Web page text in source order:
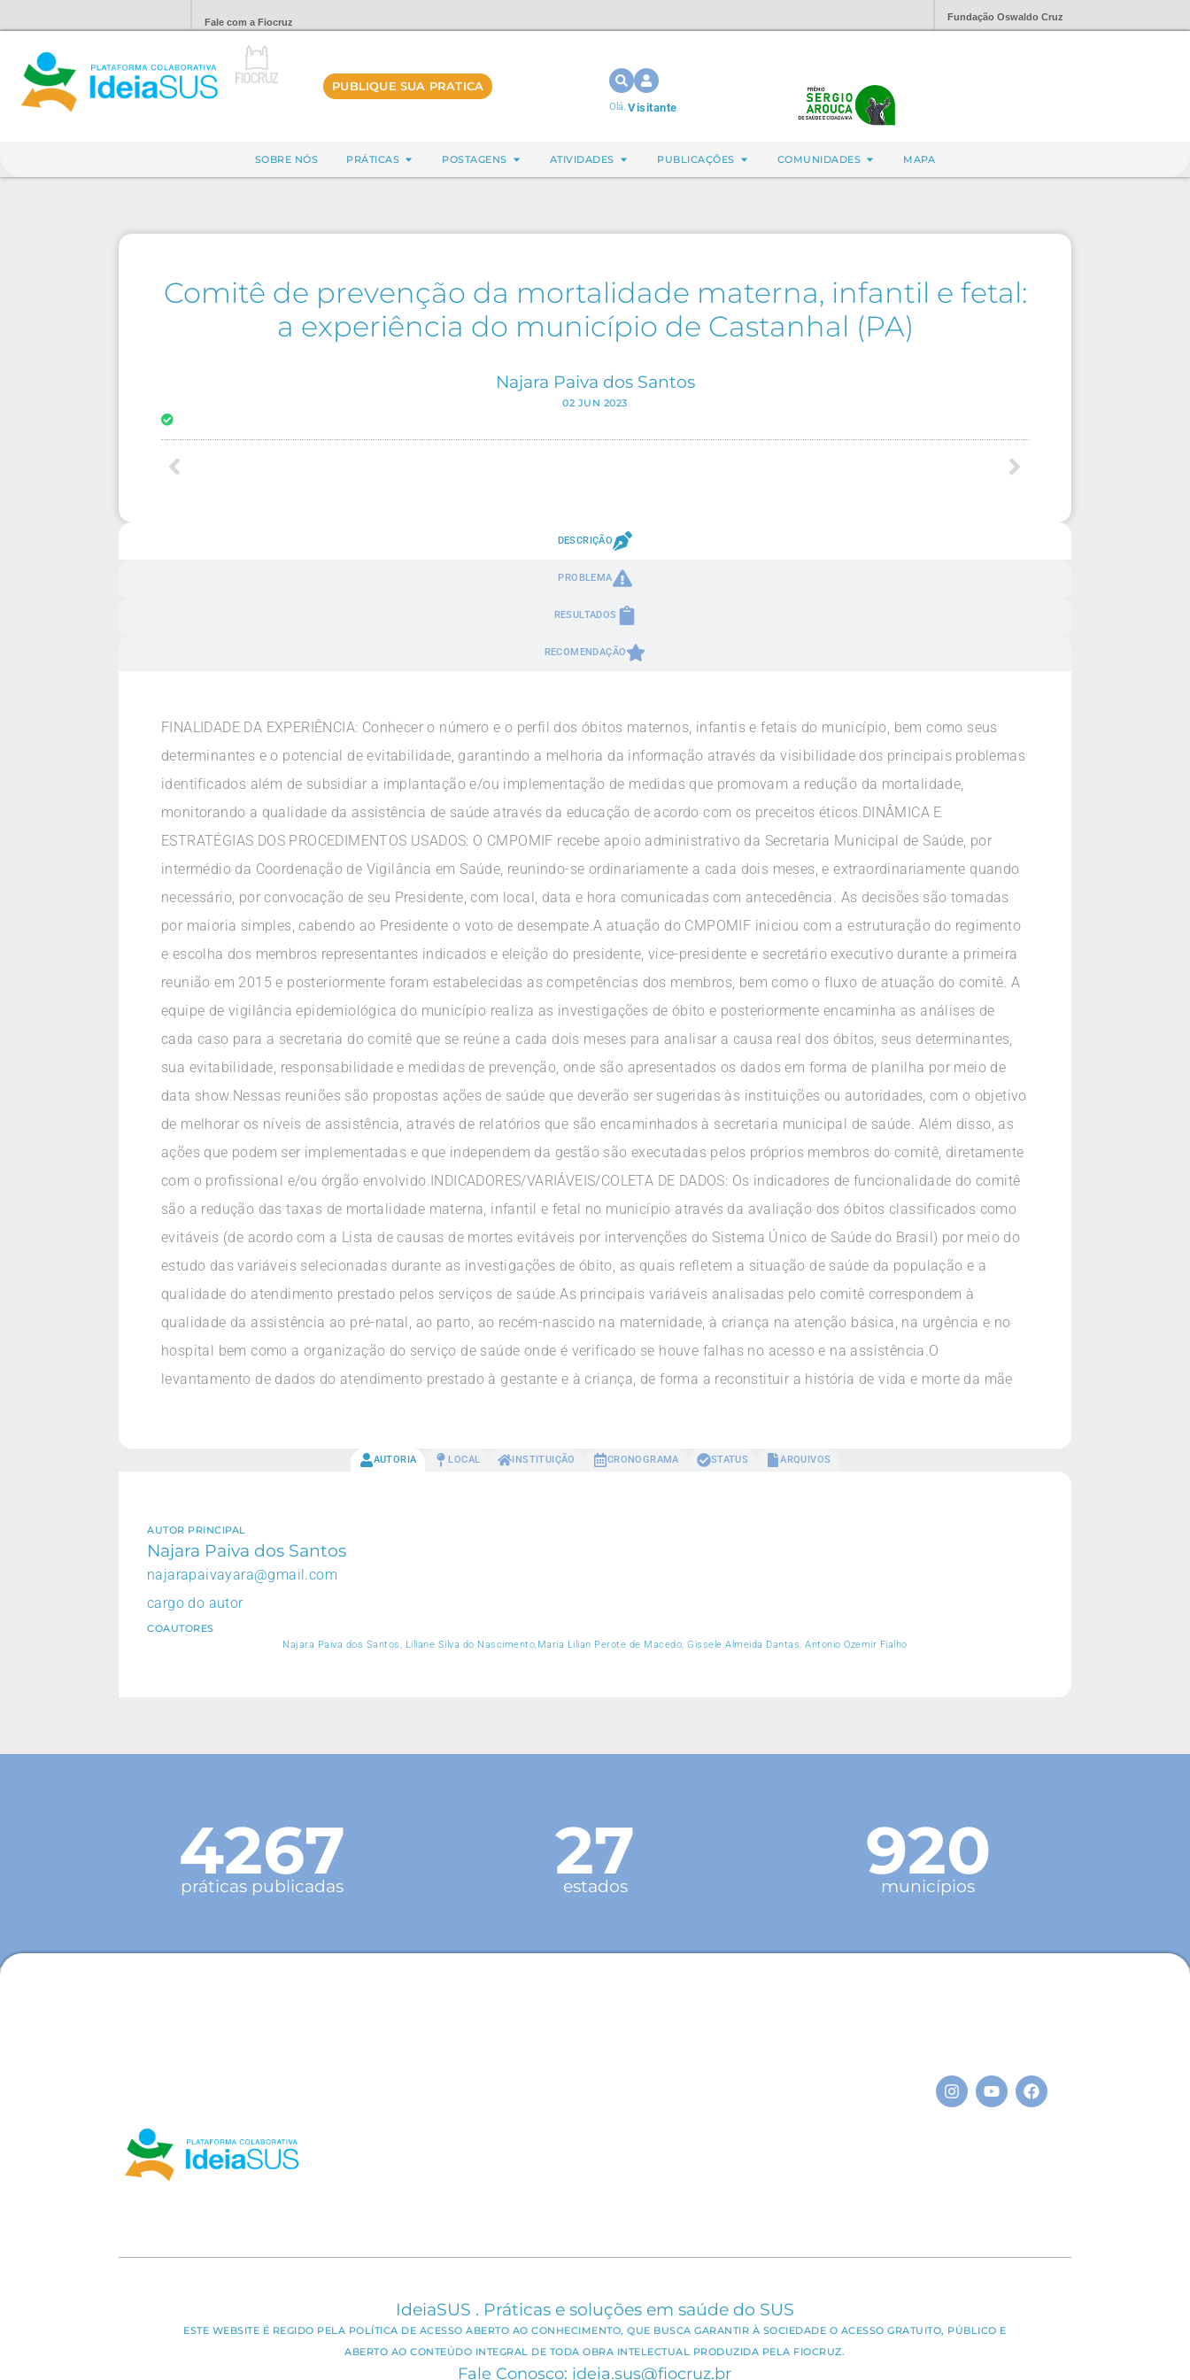
Fale com a Fiocruz Fundação Oswaldo Cruz
PUBLIQUE SUA PRATICA
Olá,Visitante
SOBRE NÓS PRÁTICAS POSTAGENS ATIVIDADES PUBLICAÇÕES COMUNIDADES MAPA
Comitê de prevenção da mortalidade materna, infantil e fetal:
a experiência do município de Castanhal (PA)
Najara Paiva dos Santos
02 JUN 2023
DESCRIÇÃO
PROBLEMA
RESULTADOS
RECOMENDAÇÃO
FINALIDADE DA EXPERIÊNCIA: Conhecer o número e o perfil dos óbitos maternos, infantis e fetais do município, bem como seus
determinantes e o potencial de evitabilidade, garantindo a melhoria da informação através da visibilidade dos principais problemas
identificados além de subsidiar a implantação e/ou implementação de medidas que promovam a redução da mortalidade,
monitorando a qualidade da assistência de saúde através da educação de acordo com os preceitos éticos.DINÂMICA E
ESTRATÉGIAS DOS PROCEDIMENTOS USADOS: O CMPOMIF recebe apoio administrativo da Secretaria Municipal de Saúde, por
intermédio da Coordenação de Vigilância em Saúde, reunindo-se ordinariamente a cada dois meses, e extraordinariamente quando
necessário, por convocação de seu Presidente, com local, data e hora comunicadas com antecedência. As decisões são tomadas
por maioria simples, cabendo ao Presidente o voto de desempate.A atuação do CMPOMIF iniciou com a estruturação do regimento
e escolha dos membros representantes indicados e eleição do presidente, vice-presidente e secretário executivo durante a primeira
reunião em 2015 e posteriormente foram estabelecidas as competências dos membros, bem como o fluxo de atuação do comitê. A
equipe de vigilância epidemiológica do município realiza as investigações de óbito e posteriormente encaminha as análises de
cada caso para a secretaria do comitê que se reúne a cada dois meses para analisar a causa real dos óbitos, seus determinantes,
sua evitabilidade, responsabilidade e medidas de prevenção, onde são apresentados os dados em forma de planilha por meio de
data show.Nessas reuniões são propostas ações de saúde que deverão ser sugeridas às instituições ou autoridades, com o objetivo
de melhorar os níveis de assistência, através de relatórios que são encaminhados à secretaria municipal de saúde. Além disso, as
ações que podem ser implementadas e que independem da gestão são executadas pelos próprios membros do comitê, diretamente
com o profissional e/ou órgão envolvido.INDICADORES/VARIÁVEIS/COLETA DE DADOS: Os indicadores de funcionalidade do comitê
são a redução das taxas de mortalidade materna, infantil e fetal no município através da avaliação dos óbitos classificados como
evitáveis (de acordo com a Lista de causas de mortes evitáveis por intervenções do Sistema Único de Saúde do Brasil) por meio do
estudo das variáveis selecionadas durante as investigações de óbito, as quais refletem a situação de saúde da população e a
qualidade do atendimento prestado pelos serviços de saúde.As principais variáveis analisadas pelo comitê correspondem à
qualidade da assistência ao pré-natal, ao parto, ao recém-nascido na maternidade, à criança na atenção básica, na urgência e no
hospital bem como a organização do serviço de saúde onde é verificado se houve falhas no acesso e na assistência.O
levantamento de dados do atendimento prestado à gestante e à criança, de forma a reconstituir a história de vida e morte da mãe
AUTORIA LOCAL INSTITUIÇÃO CRONOGRAMA STATUS ARQUIVOS
AUTOR PRINCIPAL
Najara Paiva dos Santos
najarapaivayara@gmail.com
cargo do autor
COAUTORES
Najara Paiva dos Santos, Liliane Silva do Nascimento,Maria Lilian Perote de Macedo, Gissele Almeida Dantas, Antonio Ozemir Fialho
4267
práticas publicadas 27
estados 920
municípios
IdeiaSUS . Práticas e soluções em saúde do SUS
ESTE WEBSITE É REGIDO PELA POLÍTICA DE ACESSO ABERTO AO CONHECIMENTO, QUE BUSCA GARANTIR À SOCIEDADE O ACESSO GRATUITO, PÚBLICO E
ABERTO AO CONTEÚDO INTEGRAL DE TODA OBRA INTELECTUAL PRODUZIDA PELA FIOCRUZ.
Fale Conosco: ideia.sus@fiocruz.br